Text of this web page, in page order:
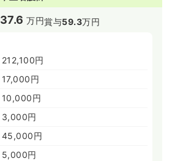
37.6 万円賞与59.3万円
212,100円
17,000円
10,000円
3,000円
45,000円
5,000円